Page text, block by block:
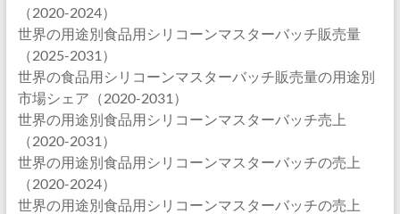
（2020-2024）
世界の用途別食品用シリコーンマスターバッチ販売量
（2025-2031）
世界の食品用シリコーンマスターバッチ販売量の用途別
市場シェア（2020-2031）
世界の用途別食品用シリコーンマスターバッチ売上
（2020-2031）
世界の用途別食品用シリコーンマスターバッチの売上
（2020-2024）
世界の用途別食品用シリコーンマスターバッチの売上